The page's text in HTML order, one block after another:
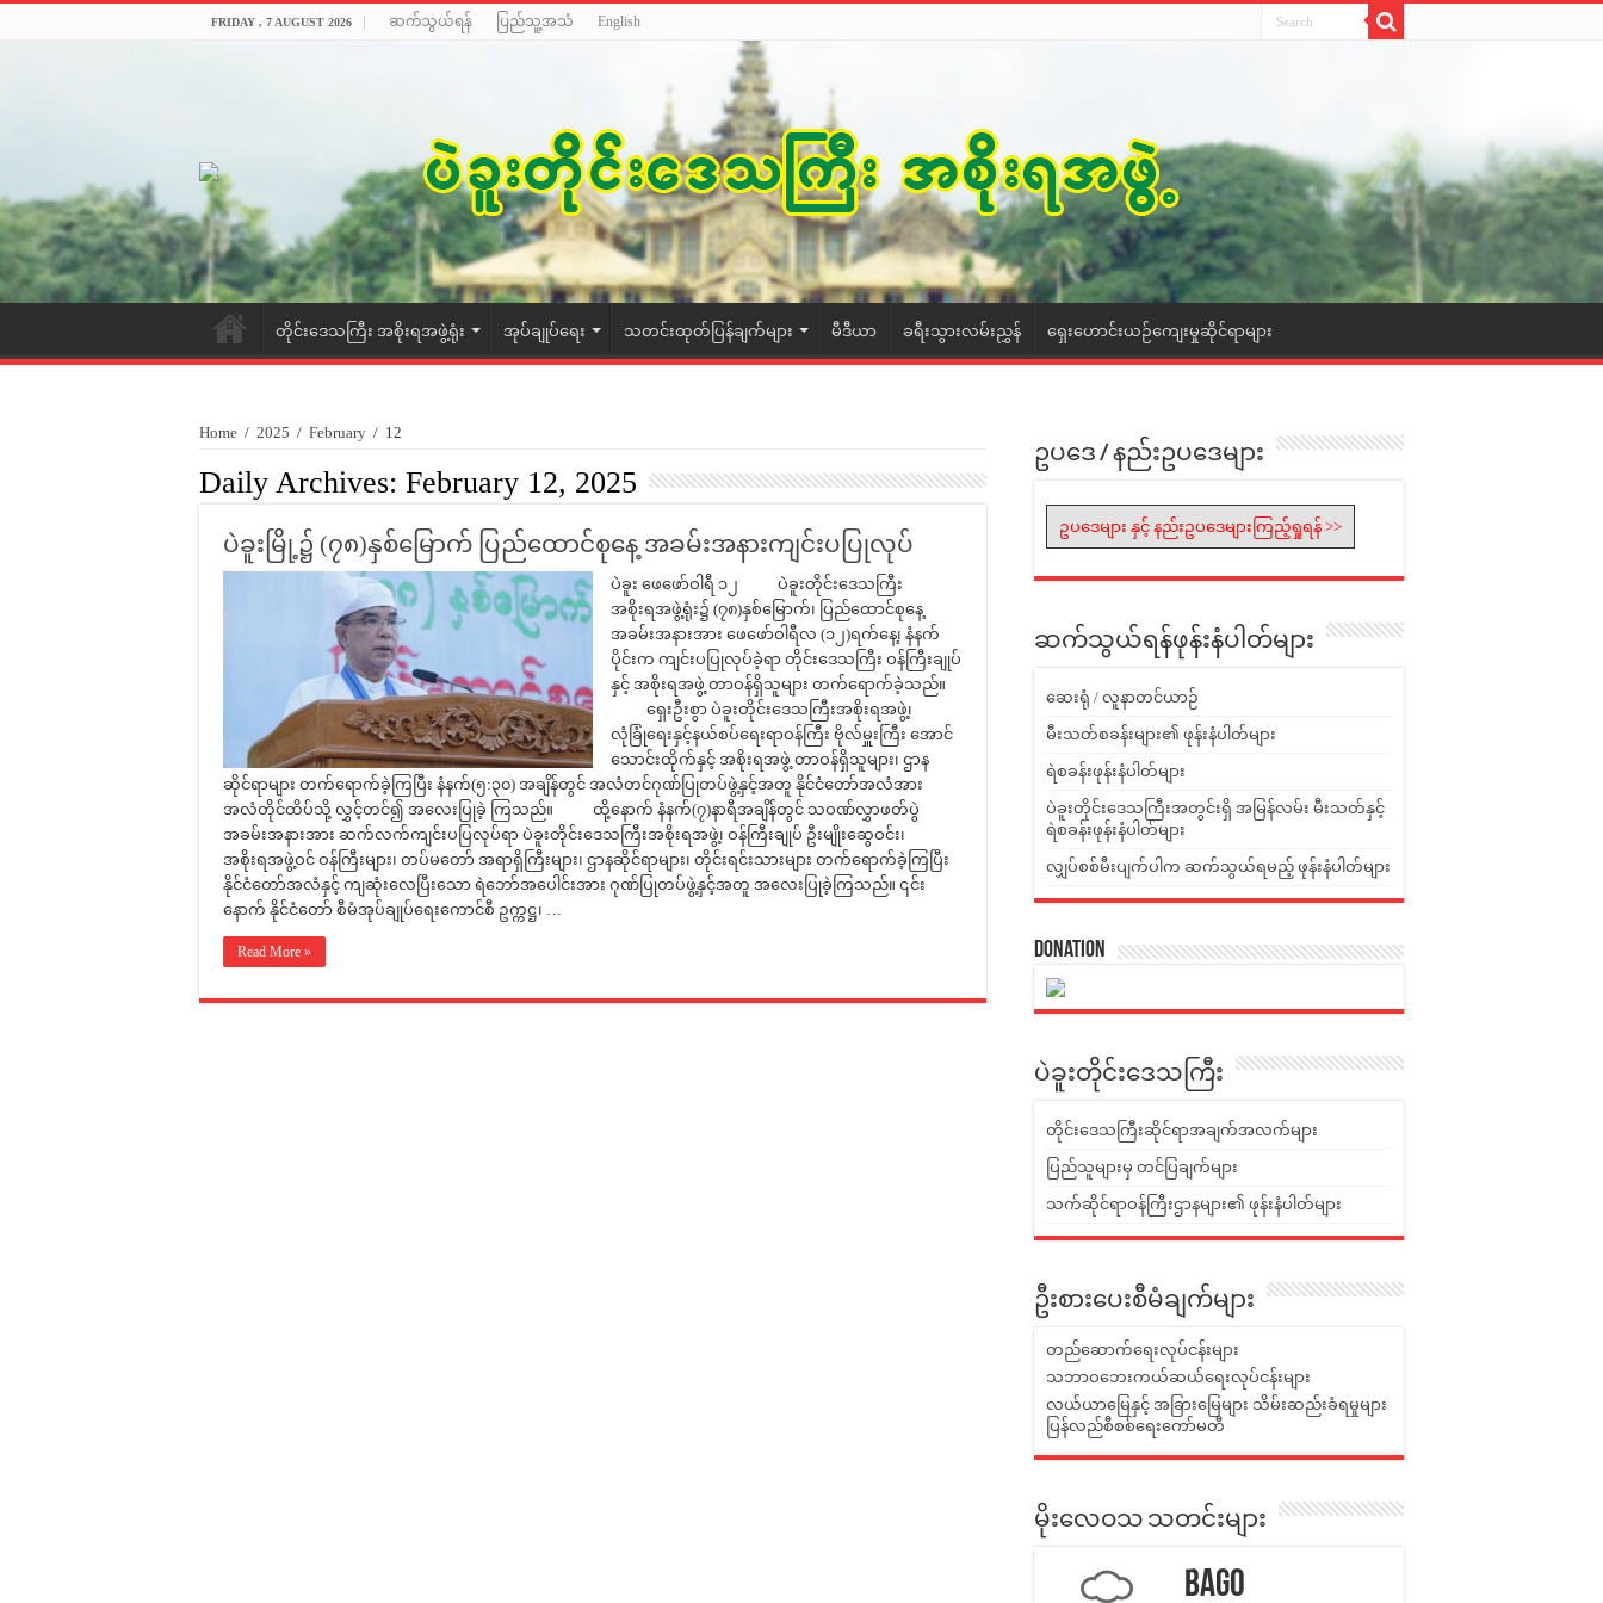
FRIDAY , 7 AUGUST 2026 ဆက်သွယ်ရန် ပြည်သူ့အသံ English
တိုင်းဒေသကြီး အစိုးရအဖွဲ့ရုံး အုပ်ချုပ်ရေး သတင်းထုတ်ပြန်ချက်များ မီဒီယာ ခရီးသွားလမ်းညွှန် ရှေးဟောင်းယဉ်ကျေးမှုဆိုင်ရာများ
Home / 2025 / February / 12
Daily Archives: February 12, 2025
ပဲခူးမြို့၌ (၇၈)နှစ်မြောက် ပြည်ထောင်စုနေ့ အခမ်းအနားကျင်းပပြုလုပ်
ပဲခူး ဖေဖော်ဝါရီ ၁၂ ပဲခူးတိုင်းဒေသကြီး
အစိုးရအဖွဲ့ရုံး၌ (၇၈)နှစ်မြောက်၊ ပြည်ထောင်စုနေ့
အခမ်းအနားအား ဖေဖော်ဝါရီလ (၁၂)ရက်နေ့၊ နံနက်
ပိုင်းက ကျင်းပပြုလုပ်ခဲ့ရာ တိုင်းဒေသကြီး ဝန်ကြီးချုပ်
နှင့် အစိုးရအဖွဲ့ တာဝန်ရှိသူများ တက်ရောက်ခဲ့သည်။
ရှေးဦးစွာ ပဲခူးတိုင်းဒေသကြီးအစိုးရအဖွဲ့၊
လုံခြုံရေးနှင့်နယ်စပ်ရေးရာဝန်ကြီး ဗိုလ်မှူးကြီး အောင်
သောင်းထိုက်နှင့် အစိုးရအဖွဲ့ တာဝန်ရှိသူများ၊ ဌာန
ဆိုင်ရာများ တက်ရောက်ခဲ့ကြပြီး နံနက်(၅:၃၀) အချိန်တွင် အလံတင်ဂုဏ်ပြုတပ်ဖွဲ့နှင့်အတူ နိုင်ငံတော်အလံအား
အလံတိုင်ထိပ်သို့ လွှင့်တင်၍ အလေးပြုခဲ့ ကြသည်။ ထို့နောက် နံနက်(၇)နာရီအချိန်တွင် သဝဏ်လွှာဖတ်ပွဲ
အခမ်းအနားအား ဆက်လက်ကျင်းပပြလုပ်ရာ ပဲခူးတိုင်းဒေသကြီးအစိုးရအဖွဲ့၊ ဝန်ကြီးချုပ် ဦးမျိုးဆွေဝင်း၊
အစိုးရအဖွဲ့ဝင် ဝန်ကြီးများ၊ တပ်မတော် အရာရှိကြီးများ၊ ဌာနဆိုင်ရာများ၊ တိုင်းရင်းသားများ တက်ရောက်ခဲ့ကြပြီး
နိုင်ငံတော်အလံနှင့် ကျဆုံးလေပြီးသော ရဲဘော်အပေါင်းအား ဂုဏ်ပြုတပ်ဖွဲ့နှင့်အတူ အလေးပြုခဲ့ကြသည်။ ၎င်း
နောက် နိုင်ငံတော် စီမံအုပ်ချုပ်ရေးကောင်စီ ဥက္ကဋ္ဌ၊ …
Read More »
ဥပဒေ / နည်းဥပဒေများ
ဥပဒေများ နှင့် နည်းဥပဒေများကြည့်ရှုရန် >>
ဆက်သွယ်ရန်ဖုန်းနံပါတ်များ
ဆေးရုံ / လူနာတင်ယာဉ်
မီးသတ်စခန်းများ၏ ဖုန်းနံပါတ်များ
ရဲစခန်းဖုန်းနံပါတ်များ
ပဲခူးတိုင်းဒေသကြီးအတွင်းရှိ အမြန်လမ်း မီးသတ်နှင့်
ရဲစခန်းဖုန်းနံပါတ်များ
လျှပ်စစ်မီးပျက်ပါက ဆက်သွယ်ရမည့် ဖုန်းနံပါတ်များ
Donation
ပဲခူးတိုင်းဒေသကြီး
တိုင်းဒေသကြီးဆိုင်ရာအချက်အလက်များ
ပြည်သူများမှ တင်ပြချက်များ
သက်ဆိုင်ရာဝန်ကြီးဌာနများ၏ ဖုန်းနံပါတ်များ
ဦးစားပေးစီမံချက်များ
တည်ဆောက်ရေးလုပ်ငန်းများ
သဘာဝဘေးကယ်ဆယ်ရေးလုပ်ငန်းများ
လယ်ယာမြေနှင့် အခြားမြေများ သိမ်းဆည်းခံရမှုများ
ပြန်လည်စီစစ်ရေးကော်မတီ
မိုးလေဝသ သတင်းများ
Bago